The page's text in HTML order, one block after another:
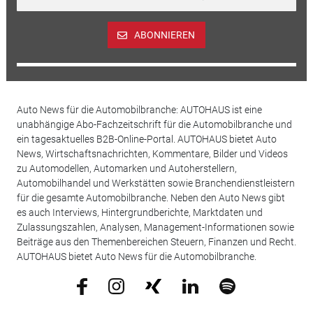
ABONNIEREN
Auto News für die Automobilbranche: AUTOHAUS ist eine
unabhängige Abo-Fachzeitschrift für die Automobilbranche und
ein tagesaktuelles B2B-Online-Portal. AUTOHAUS bietet Auto
News, Wirtschaftsnachrichten, Kommentare, Bilder und Videos
zu Automodellen, Automarken und Autoherstellern,
Automobilhandel und Werkstätten sowie Branchendienstleistern
für die gesamte Automobilbranche. Neben den Auto News gibt
es auch Interviews, Hintergrundberichte, Marktdaten und
Zulassungszahlen, Analysen, Management-Informationen sowie
Beiträge aus den Themenbereichen Steuern, Finanzen und Recht.
AUTOHAUS bietet Auto News für die Automobilbranche.